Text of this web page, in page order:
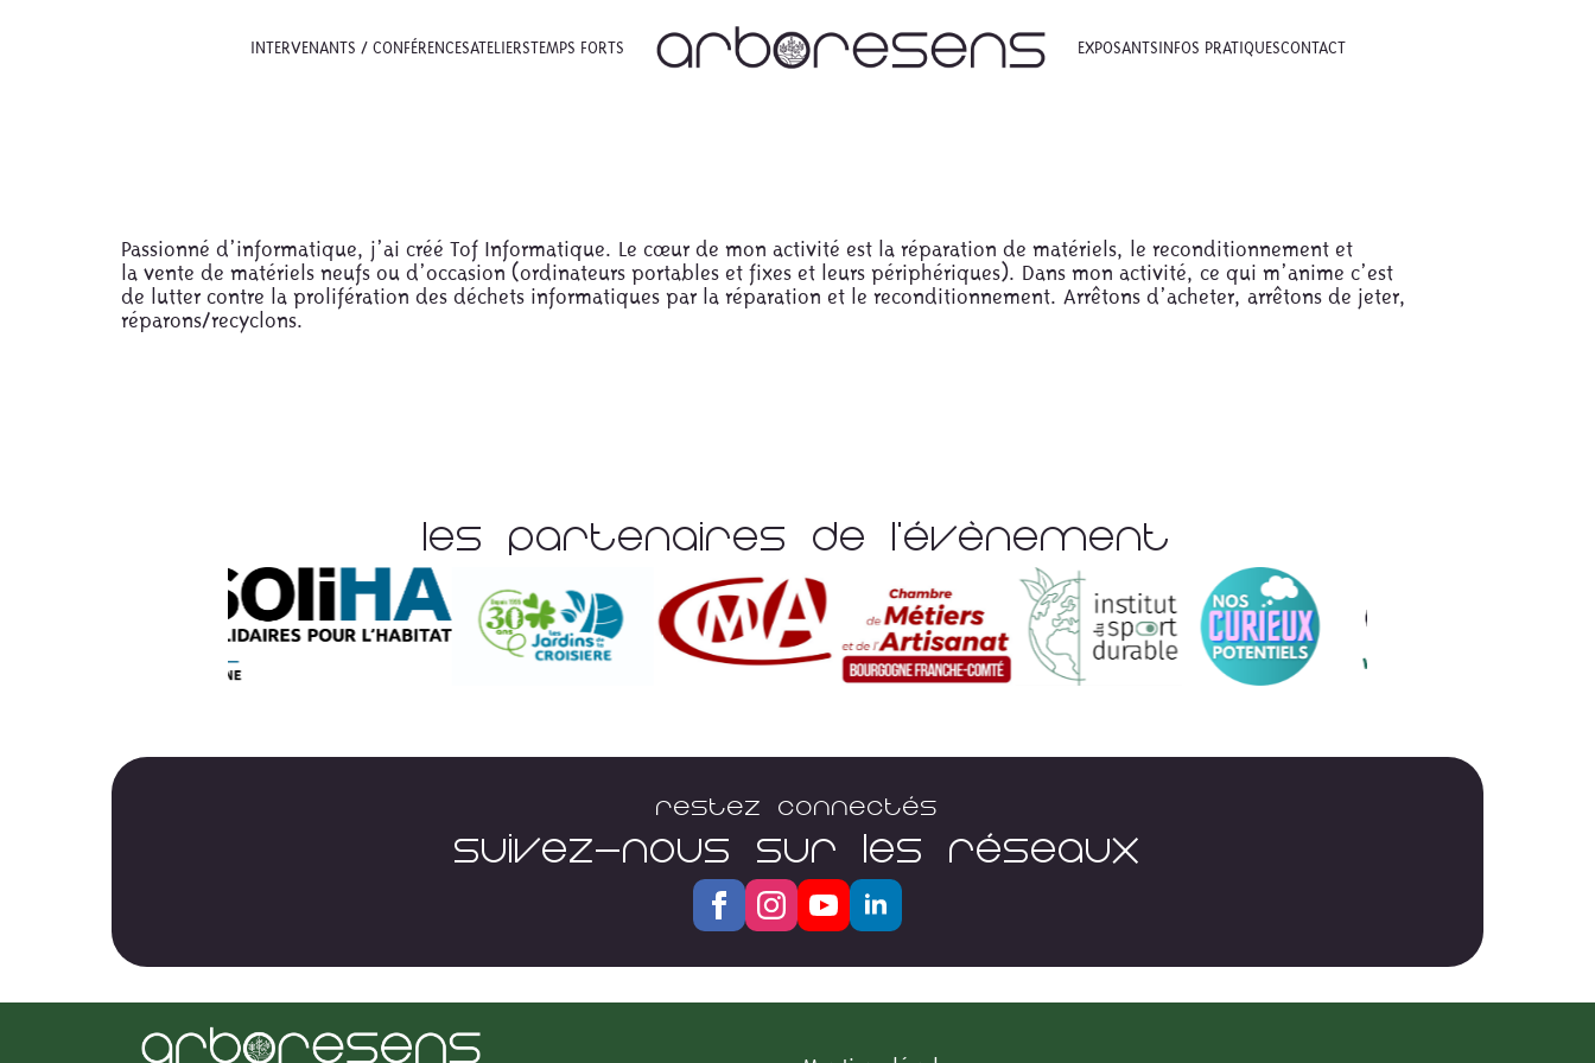
INTERVENANTS / CONFÉRENCESATELIERSTEMPS FORTS EXPOSANTSINFOS PRATIQUESCONTACT
Passionné d’informatique, j’ai créé Tof Informatique. Le cœur de mon activité est la réparation de matériels, le reconditionnement et
la vente de matériels neufs ou d’occasion (ordinateurs portables et fixes et leurs périphériques). Dans mon activité, ce qui m’anime c’est
de lutter contre la prolifération des déchets informatiques par la réparation et le reconditionnement. Arrêtons d’acheter, arrêtons de jeter,
réparons/recyclons.
Les Partenaires De L'évènement
Restez connectés
SUIVEZ-NOUS SUR LES RÉSEAUX